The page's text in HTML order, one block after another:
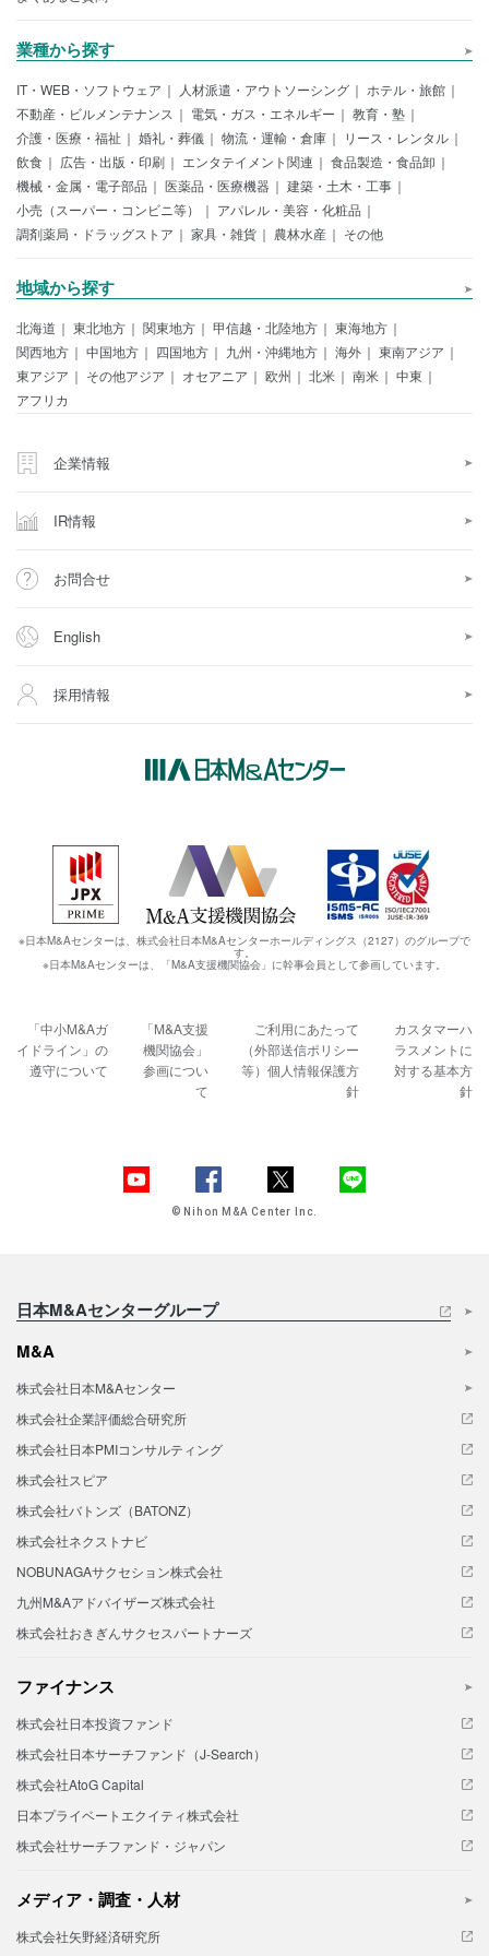
業種から探す
IT・WEB・ソフトウェア 人材派遣・アウトソーシング
ホテル・旅館
不動産・ビルメンテナンス
電気・ガス・エネルギー
教育・塾
介護・医療・福祉
婚礼・葬儀 物流・運輸・倉庫
リース・レンタル
飲食
広告・出版・印刷 エンタテイメント関連
食品製造・食品卸
機械・金属・電子部品
医薬品・医療機器
建築・土木・工事
小売（スーパー・コンビニ等）
アパレル・美容・化粧品
調剤薬局・ドラッグストア
家具・雑貨 農林水産 その他
地域から探す
北海道 東北地方 関東地方 甲信越・北陸地方
東海地方
関西地方
中国地方 四国地方 九州・沖縄地方 海外
東南アジア
東アジア
その他アジア オセアニア 欧州 北米 南米
中東
アフリカ
企業情報
IR情報
お問合せ
English
採用情報
※日本M&Aセンターは、株式会社日本M&Aセンターホールディングス（2127）のグループで
す。
※日本M&Aセンターは、「M&A支援機関協会」に幹事会員として参画しています。
「中小M&Aガ
イドライン」の
遵守について
「M&A支援
機関協会」
参画につい
て
ご利用にあたって
（外部送信ポリシー
等）個人情報保護方
針
カスタマーハ
ラスメントに
対する基本方
針
© Nihon M&A Center Inc.
日本M&Aセンターグループ
M&A
株式会社日本M&Aセンター
株式会社企業評価総合研究所
株式会社日本PMIコンサルティング
株式会社スピア
株式会社バトンズ（BATONZ）
株式会社ネクストナビ
NOBUNAGAサクセション株式会社
九州M&Aアドバイザーズ株式会社
株式会社おきぎんサクセスパートナーズ
ファイナンス
株式会社日本投資ファンド
株式会社日本サーチファンド（J-Search）
株式会社AtoG Capital
日本プライベートエクイティ株式会社
株式会社サーチファンド・ジャパン
メディア・調査・人材
株式会社矢野経済研究所